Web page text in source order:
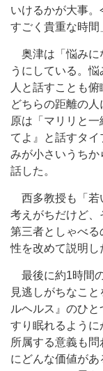
いけるかが大事
すごく貴重な時間
奥津は「悩みに
うにしている。
人と話すことも
どちらの距離の
原は「マリリと
てよ』と話すタ
みが小さいうちか
話した。
西多教授も「若
考えがちだけど、
第三者としゃべ
性を改めて説明し
最後に約1時間
見逃しがちなこ
ルヘルス』のひ
すり眠れるように
所属する意義も
にどんな価値が